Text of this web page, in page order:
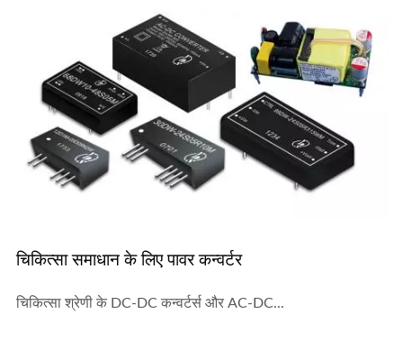
चिकित्सा समाधान के लिए पावर कन्वर्टर
चिकित्सा श्रेणी के DC-DC कन्वर्टर्स और AC-DC...